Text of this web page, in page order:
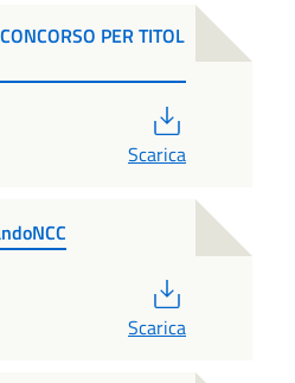
PER TITOL
Scarica
Scarica